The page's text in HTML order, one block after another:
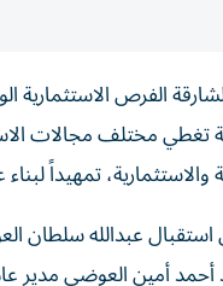
الفرص الاستثمارية
مختلف مجالات
والاستثمارية، تمهيداً
عبدالله سلطان
أمين العوضي مدير عام